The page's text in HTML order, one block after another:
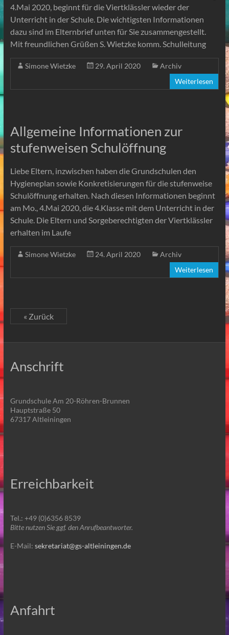
4.Mai 2020, beginnt für die Viertklässler wieder der
Unterricht in der Schule. Die wichtigsten Informationen
dazu sind im Elternbrief unten für Sie zusammengestellt.
Mit freundlichen Grüßen S. Wietzke komm. Schulleitung
Simone Wietzke 29. April 2020
Archiv
Weiterlesen
Allgemeine Informationen zur
stufenweisen Schulöffnung
Liebe Eltern, inzwischen haben die Grundschulen den
Hygieneplan sowie Konkretisierungen für die stufenweise
Schulöffnung erhalten. Nach diesen Informationen beginnt
am Mo., 4.Mai 2020, die 4.Klasse mit dem Unterricht in der
Schule. Die Eltern und Sorgeberechtigten der Viertklässler
erhalten im Laufe
Simone Wietzke 24. April 2020
Archiv
Weiterlesen
« Zurück
Anschrift
Grundschule Am 20-Röhren-Brunnen
Hauptstraße 50
67317 Altleiningen
Erreichbarkeit
Tel.: +49 (0)6356 8539
Bitte nutzen Sie ggf. den Anrufbeantworter.
E-Mail: sekretariat@gs-altleiningen.de
Anfahrt